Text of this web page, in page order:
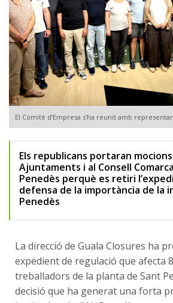
El Comitè d’Empresa s’ha reunit amb
Els republicans portaran
Ajuntaments i al Consell
Penedès perquè es retiri
defensa de la importància de la
Penedès
La direcció de Guala Closures ha
expedient de regulació que afecta
treballadors de la planta de Sant
decisió que ha generat una forta